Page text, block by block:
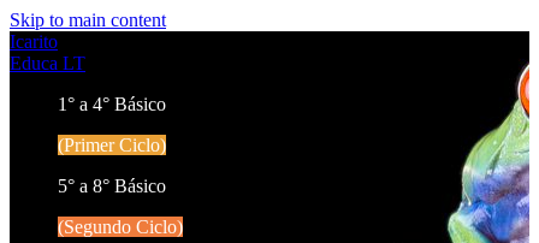
Skip to main content
Icarito
Educa LT
1° a 4° Básico
(Primer Ciclo)
5° a 8° Básico
(Segundo Ciclo)